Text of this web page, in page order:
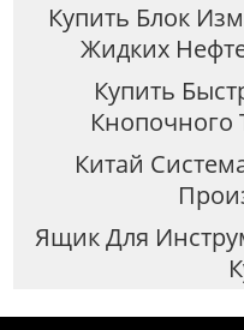
Купить Блок
Жидких
Купить
Кнопочного
Китай
Ящик Для